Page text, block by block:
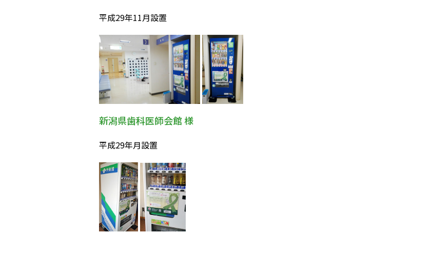
平成29年11月設置
新潟県歯科医師会館 様
平成29年月設置